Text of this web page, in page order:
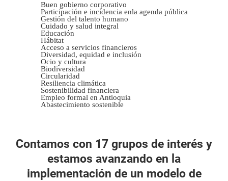
Buen gobierno corporativo
Participación e incidencia enla agenda pública
Gestión del talento humano
Cuidado y salud integral
Educación
Hábitat
Acceso a servicios financieros
Diversidad, equidad e inclusión
Ocio y cultura
Biodiversidad
Circularidad
Resiliencia climática
Sostenibilidad financiera
Empleo formal en Antioquia
Abastecimiento sostenible
Contamos con 17 grupos de interés y
estamos avanzando en la
implementación de un modelo de